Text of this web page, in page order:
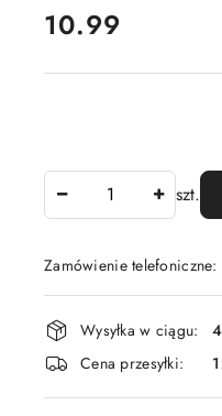
cena:
10.99
szt.
Zamówienie
Dostępność
i
dostawa
Wysyłka w ciągu:
Cena przesyłki: